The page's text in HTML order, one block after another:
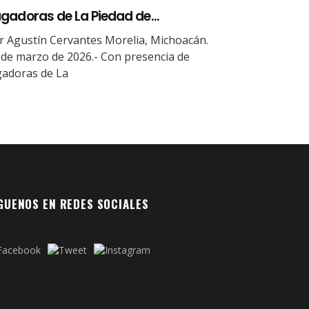
de La Piedad de...
Agustín Cervantes Morelia, Michoacán.
marzo de 2026.- Con presencia de
de La
EN REDES SOCIALES